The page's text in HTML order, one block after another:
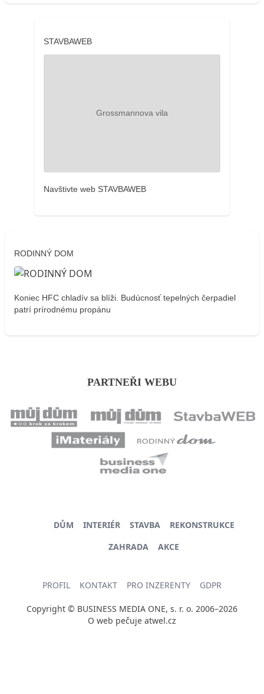
STAVBAWEB
Navštivte web STAVBAWEB
RODINNÝ DOM
Koniec HFC chladív sa blíži. Budúcnosť tepelných čerpadiel
patrí prírodnému propánu
PARTNEŘI WEBU
DŮM INTERIÉR STAVBA
REKONSTRUKCE
ZAHRADA
AKCE
PROFIL KONTAKT PRO INZERENTY GDPR
Copyright © BUSINESS MEDIA ONE, s. r. o. 2006–2026